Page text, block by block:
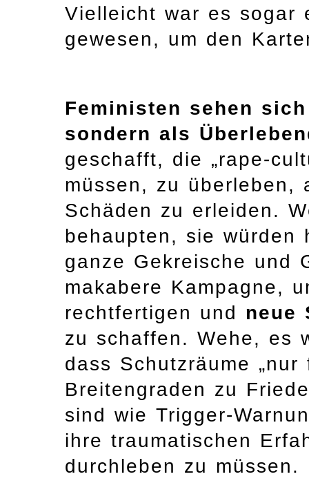
Vielleicht war es sogar
gewesen, um den
Feministen sehen
sondern als
geschafft, die „rape-
müssen, zu überleben,
Schäden zu erleiden.
behaupten, sie würden
ganze Gekreische und
makabere Kampagne,
rechtfertigen und neue
zu schaffen. Wehe, es
dass Schutzräume
Breitengraden zu
sind wie Trigger-
ihre traumatischen
durchleben zu müssen.